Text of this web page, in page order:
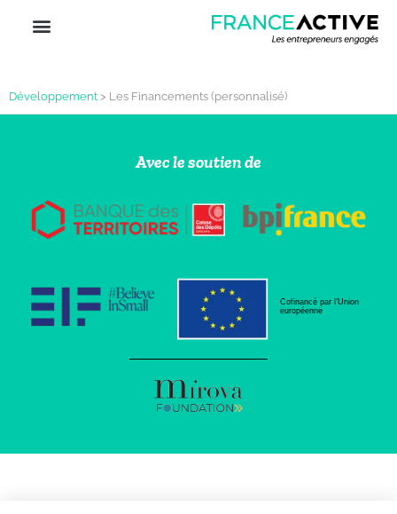
Développement > Les Financements (personnalisé)
Avec le soutien de
Cofinancé par l’Union
européenne